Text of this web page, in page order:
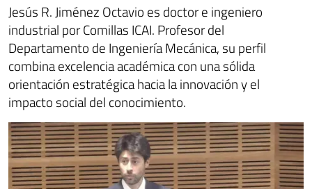
Jesús R. Jiménez Octavio es doctor e ingeniero
industrial por Comillas ICAI. Profesor del
Departamento de Ingeniería Mecánica, su perfil
combina excelencia académica con una sólida
orientación estratégica hacia la innovación y el
impacto social del conocimiento.